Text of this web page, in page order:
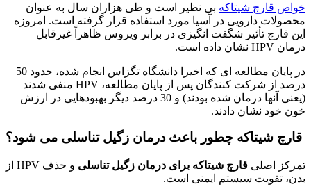
خواص قارچ شیتاکه بی نظیر است و طی هزاران سال به عنوان
محصولات دارویی در آسیا مورد استفاده قرار گرفته است. امروزه
این قارچ تأثیر شگفت انگیزی در برابر ویروس ظاهراً غیرقابل
درمان HPV نشان داده است.
در پایان مطالعه ای که اخیرا دانشگاه تگزاس انجام شده، حدود 50
درصد از شرکت کنندگان پس از پایان مطالعه، HPV منفی شدند
(یعنی آنها درمان شده بودند) و 30 درصد دیگر بهبودهایی در ارزش
خون خود نشان دادند.
قارچ شیتاکه چطور باعث درمان زگیل تناسلی می شود؟
تمرکز اصلی قارچ شیتاکه برای درمان زگیل تناسلی
و حذف HPV از
بدن، تقویت سیستم ایمنی است.